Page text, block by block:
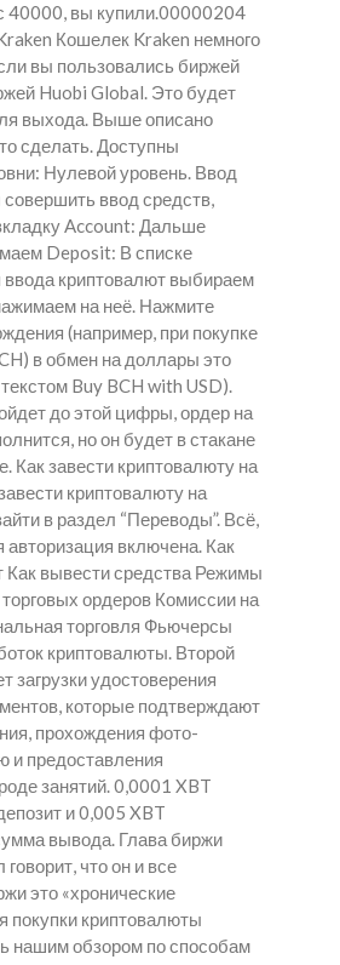
40000, вы купили.00000204
Кошелек Kraken немного
вы пользовались биржей
Huobi Global. Это будет
выхода. Выше описано
сделать. Доступны
Нулевой уровень. Ввод
ввод средств,
Account: Дальше
Deposit: В списке
криптовалют выбираем
на неё. Нажмите
(например, при покупке
в обмен на доллары это
Buy BCH with USD).
до этой цифры, ордер на
но он будет в стакане
Как завести криптовалюту на
криптовалюту на
в раздел “Переводы”. Всё,
авторизация включена. Как
Как вывести средства Режимы
ордеров Комиссии на
торговля Фьючерсы
криптовалюты. Второй
загрузки удостоверения
которые подтверждают
прохождения фото-
и предоставления
занятий. 0,0001 XBT
и 0,005 XBT
вывода. Глава биржи
что он и все
это «хронические
покупки криптовалюты
нашим обзором по способам